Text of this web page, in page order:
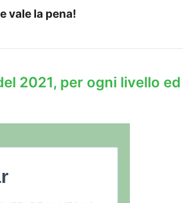
vale la pena!
2021, per ogni livello ed